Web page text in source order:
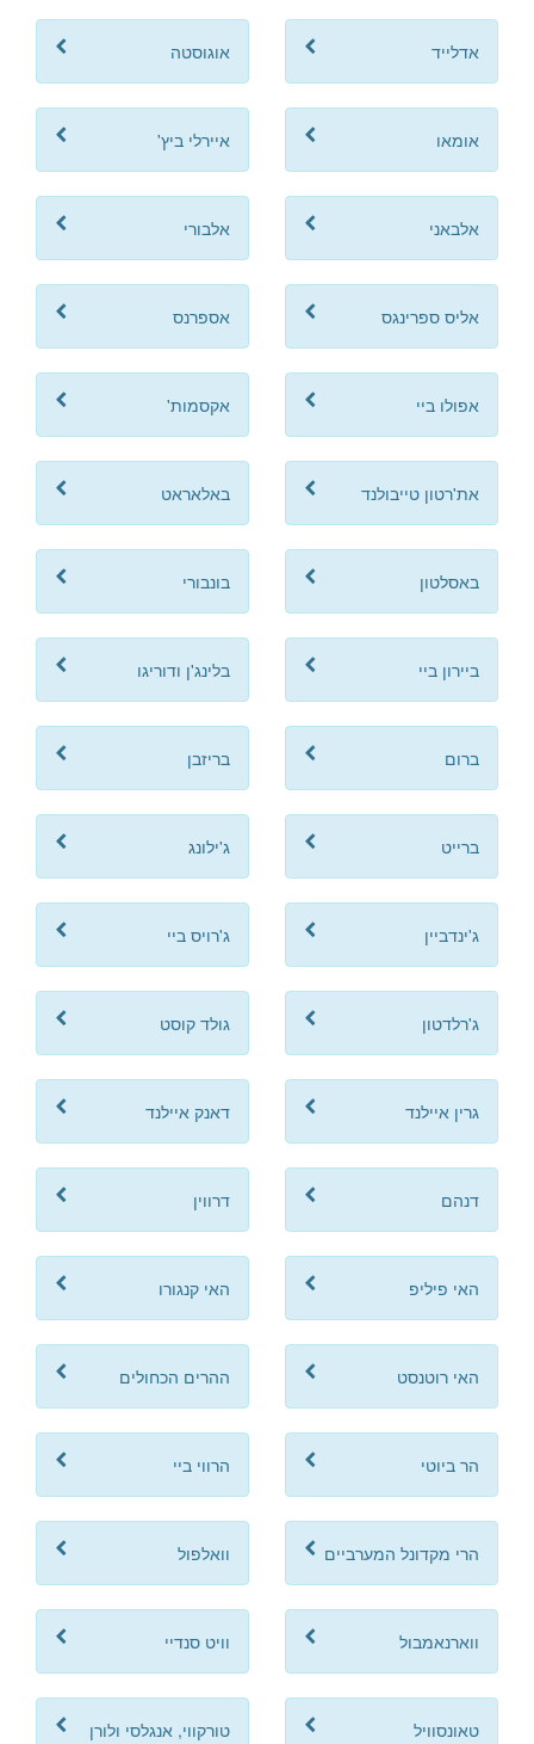
אדלייד אוגוסטה
אומאו איירלי ביץ'
אלבאני אלבורי
אליס ספרינגס אספרנס
אפולו ביי אקסמות'
את'רטון טייבולנד באלאראט
באסלטון בונבורי
ביירון ביי בלינג'ן ודוריגו
ברום בריזבן
ברייט ג'ילונג
ג'ינדביין ג'רויס ביי
ג'רלדטון גולד קוסט
גרין איילנד דאנק איילנד
דנהם דרווין
האי פיליפ האי קנגורו
האי רוטנסט ההרים הכחולים
הר ביוטי הרווי ביי
הרי מקדונל המערביים וואלפול
ווארנאמבול וויט סנדיי
טאונסוויל טורקווי, אנגלסי ולורן